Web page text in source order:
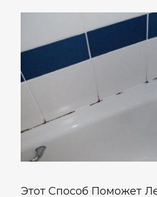
Этот Способ Поможет